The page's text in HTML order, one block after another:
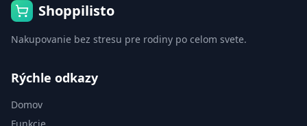
Shoppilisto
Nakupovanie bez stresu pre rodiny po celom svete.
Rýchle odkazy
Domov
Funkcie